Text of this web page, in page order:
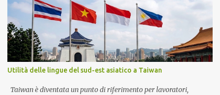
considerata un segno di status. Nelle Filippine, l’inglese è forte
negli affari e nelle università, spesso più importante delle lingue
locali. In Camerun, la gente discute se il francese e l’inglese
debbano dominare o se le lingue native debbano avere più spazio.
Vantaggi Conoscere le lingue coloniali aiuta nel commercio, nella
diplomazia e negli studi all’estero. Parlarle può portare a lavori
migliori e a una posizione sociale più alta. Offrono accesso a molti
libri, alla scienza e alle risorse culturali. Svantaggi Le lingue locali
Utilità delle lingue del sud-est asiatico a Taiwan
Taiwan è diventata un punto di riferimento per lavoratori,